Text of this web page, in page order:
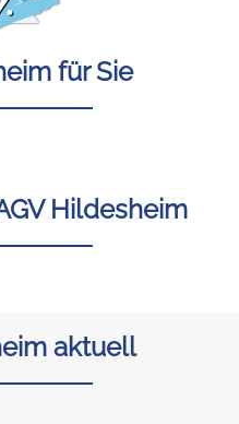
für Sie
Hildesheim
aktuell